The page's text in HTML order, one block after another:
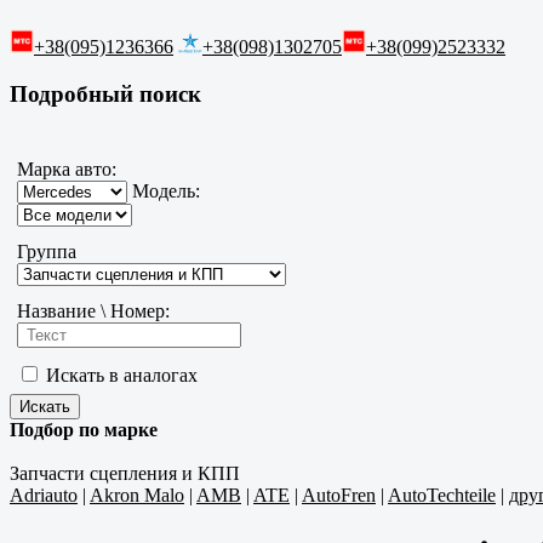
+38(095)1236366 +38(098)1302705 +38(099)2523332
Подробный поиск
Марка авто:
Модель:
Группа
Название \ Номер:
Искать в аналогах
Подбор по марке
Запчасти сцепления и КПП
Adriauto | Akron Malo | AMB | ATE | AutoFren | AutoTechteile |